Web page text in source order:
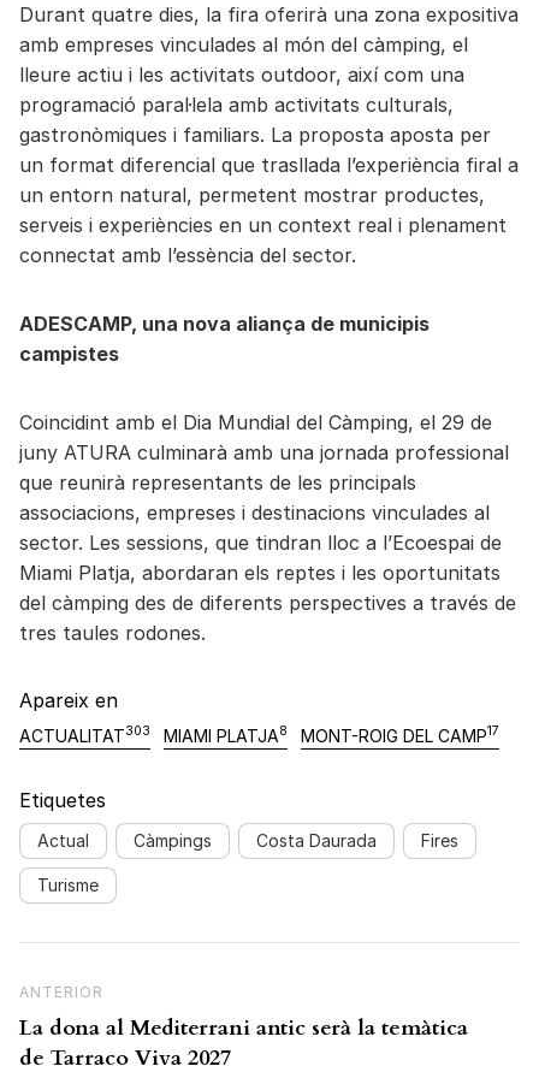
Durant quatre dies, la fira oferirà una zona expositiva
amb empreses vinculades al món del càmping, el
lleure actiu i les activitats outdoor, així com una
programació paral·lela amb activitats culturals,
gastronòmiques i familiars. La proposta aposta per
un format diferencial que trasllada l’experiència firal a
un entorn natural, permetent mostrar productes,
serveis i experiències en un context real i plenament
connectat amb l’essència del sector.
ADESCAMP, una nova aliança de municipis
campistes
Coincidint amb el Dia Mundial del Càmping, el 29 de
juny ATURA culminarà amb una jornada professional
que reunirà representants de les principals
associacions, empreses i destinacions vinculades al
sector. Les sessions, que tindran lloc a l’Ecoespai de
Miami Platja, abordaran els reptes i les oportunitats
del càmping des de diferents perspectives a través de
tres taules rodones.
Apareix en
ACTUALITAT303 MIAMI PLATJA8 MONT-ROIG DEL CAMP17
Etiquetes
Actual Càmpings Costa Daurada Fires
Turisme
Previous Post
ANTERIOR
La dona al Mediterrani antic serà la temàtica
de Tarraco Viva 2027